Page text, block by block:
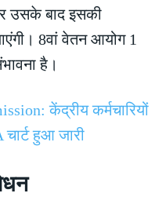
उसके बाद इसकी
8वां वेतन आयोग 1
है।
केंद्रीय कर्मचारियों
हुआ जारी